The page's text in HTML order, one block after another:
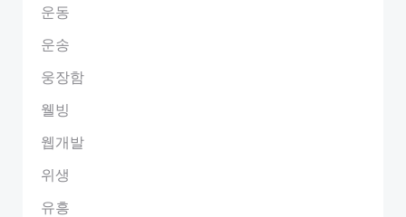
운동
운송
웅장함
웰빙
웹개발
위생
유흥